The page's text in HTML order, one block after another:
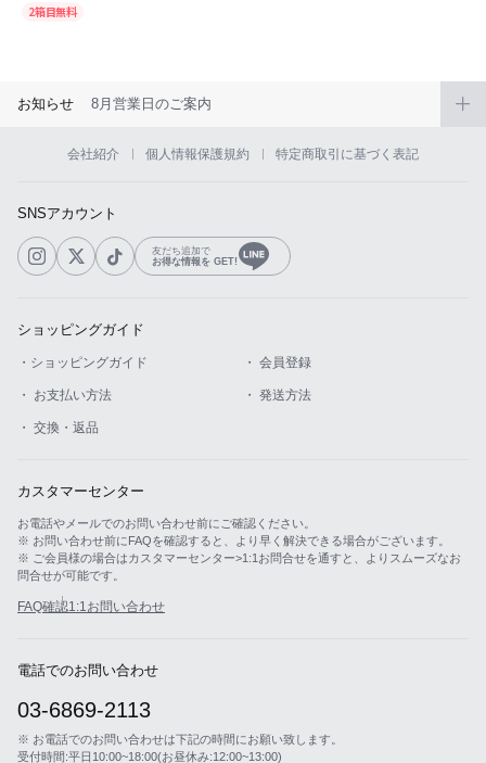
2箱目無料
お知らせ 8月営業日のご案内
会社紹介 個人情報保護規約 特定商取引に基づく表記
SNSアカウント
友だち追加で
お得な情報を GET!
ショッピングガイド
・ショッピングガイド ・ 会員登録
・ お支払い方法 ・ 発送方法
・ 交換・返品
カスタマーセンター
お電話やメールでのお問い合わせ前にご確認ください。
※ お問い合わせ前にFAQを確認すると、より早く解決できる場合がございます。
※ ご会員様の場合はカスタマーセンター>1:1お問合せを通すと、よりスムーズなお
問合せが可能です。
FAQ確認1:1お問い合わせ
電話でのお問い合わせ
03-6869-2113
※ お電話でのお問い合わせは下記の時間にお願い致します。
受付時間:平日10:00~18:00(お昼休み:12:00~13:00)